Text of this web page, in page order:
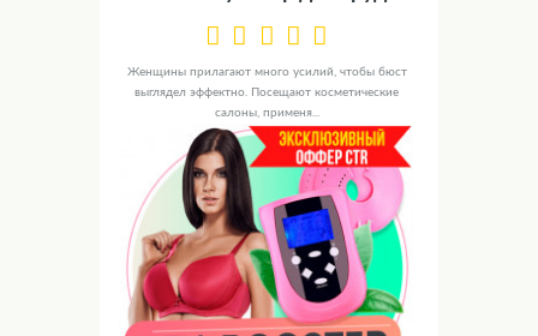
Женщины прилагают много усилий, чтобы бюст
выглядел эффектно. Посещают косметические
салоны, применя...